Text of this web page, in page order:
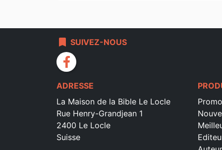
bookmark SUIVEZ-NOUS
facebook
ADRESSE
La Maison de la Bible Le Locle
Rue Henry-Grandjean 1
2400 Le Locle
Suisse